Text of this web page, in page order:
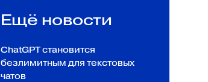
Ещё новости
ChatGPT становится
безлимитным для текстовых
чатов